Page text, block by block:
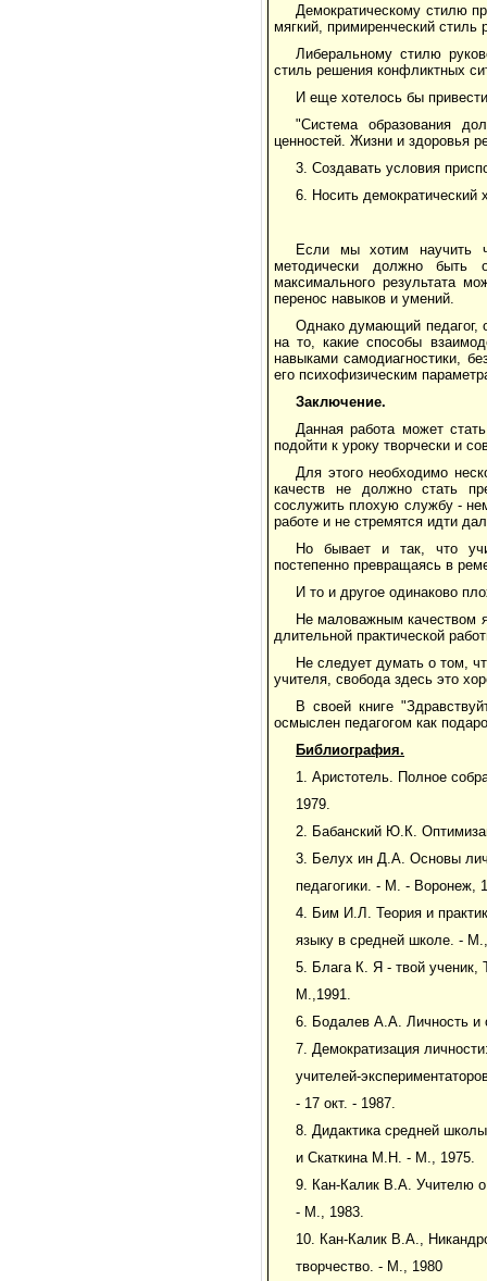
Демократическому стилю
мягкий, примиренческий
Либеральному стилю
стиль решения конфликтных
И еще хотелось бы
"Система образования
ценностей. Жизни и здоровья
3. Создавать условия
6. Носить демократический
Если мы хотим научить
методически должно быть
максимального результата
перенос навыков и умений.
Однако думающий педагог,
на то, какие способы
навыками самодиагностики,
его психофизическим
Заключение.
Данная работа может
подойти к уроку творчески и
Для этого необходимо
качеств не должно стать
сослужить плохую службу -
работе и не стремятся идти
Но бывает и так, что
постепенно превращаясь в
И то и другое одинаково
Не маловажным качеством
длительной практической
Не следует думать о том,
учителя, свобода здесь это
В своей книге
осмыслен педагогом как
Библиография.
1. Аристотель. Полное
1979.
2. Бабанский Ю.К.
3. Белух ин Д.А. Основы
педагогики. - М. - Воронеж,
4. Бим И.Л. Теория и
языку в средней школе. -
5. Блага К. Я - твой
М.,1991.
6. Бодалев А.А. Личность
7. Демократизация
учителей-
- 17 окт. - 1987.
8. Дидактика средней
и Скаткина М.Н. - М., 1975.
9. Кан-Калик В.А. Учителю о
- М., 1983.
10. Кан-Калик В.А.,
творчество. - М., 1980